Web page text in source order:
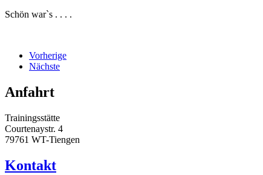
Schön war`s . . . .
Vorherige
Nächste
Anfahrt
Trainingsstätte
Courtenaystr. 4
79761 WT-Tiengen
Kontakt